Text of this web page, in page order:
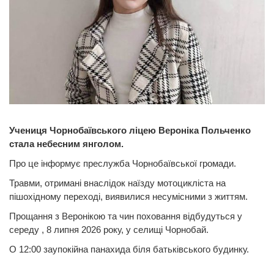
Учениця Чорнобаївського ліцею Вероніка Польченко
стала небесним янголом.
Про це інформує преслужба Чорнобаївської громади.
Травми, отримані внаслідок наїзду мотоцикліста на
пішохідному переході, виявилися несумісними з життям.
Прощання з Веронікою та чин поховання відбудуться у
середу , 8 липня 2026 року, у селищі Чорнобай.
О 12:00 заупокійна панахида біля батьківського будинку.